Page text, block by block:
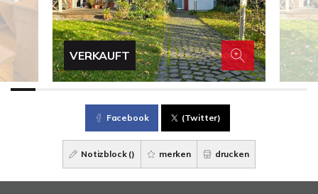
VERKAUFT
Facebook (Twitter)
Notizblock () merken drucken